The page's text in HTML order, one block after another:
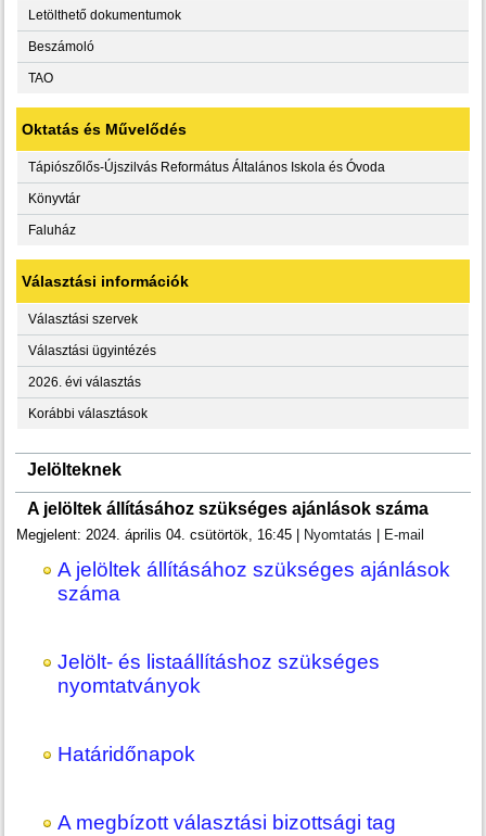
Letölthető dokumentumok
Beszámoló
TAO
Oktatás és Művelődés
Tápiószőlős-Újszilvás Református Általános Iskola és Óvoda
Könyvtár
Faluház
Választási információk
Választási szervek
Választási ügyintézés
2026. évi választás
Korábbi választások
Jelölteknek
A jelöltek állításához szükséges ajánlások száma
Megjelent: 2024. április 04. csütörtök, 16:45 Nyomtatás E-mail
A jelöltek állításához szükséges ajánlások
száma
Jelölt- és listaállításhoz szükséges
nyomtatványok
Határidőnapok
A megbízott választási bizottsági tag